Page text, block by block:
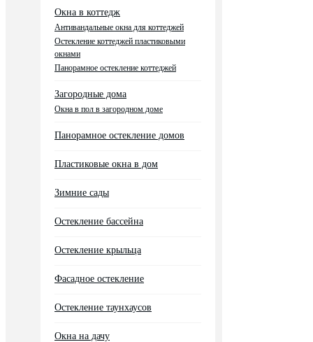
Окна в коттедж
Антивандальные окна для коттеджей
Остекление коттеджей пластиковыми
окнами
Панорамное остекление коттеджей
Загородные дома
Окна в пол в загородном доме
Панорамное остекление домов
Пластиковые окна в дом
Зимние сады
Остекление бассейна
Остекление крыльца
Фасадное остекление
Остекление таунхаусов
Окна на дачу